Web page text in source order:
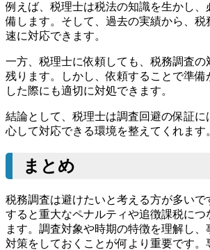
例えば、税理士は税法の知識を生かし、
備します。そして、過去の実績から、税
速に対応できます。
一方、税理士に依頼しても、税務調査の
残ります。しかし、依頼することで準備
した際にも適切に対処できます。
結論として、税理士は調査回避の保証に
心して対応できる環境を整えてくれます
まとめ
税務調査は避けたいと考える方が多いで
すると重大なペナルティや追徴課税につ
ます。調査対象や時期の特徴を理解し、
対策をしておくことが何より重要です。